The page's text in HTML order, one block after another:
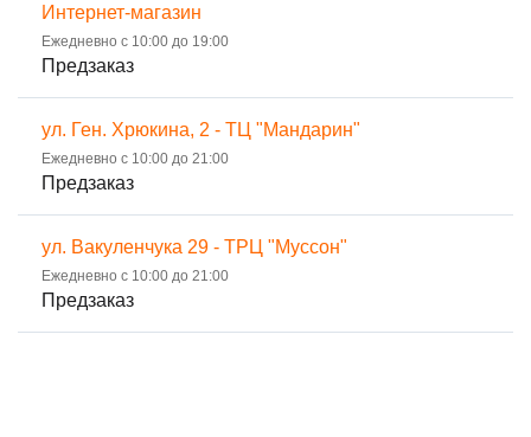
Интернет-магазин
Ежедневно с 10:00 до 19:00
Предзаказ
ул. Ген. Хрюкина, 2 - ТЦ "Мандарин"
Ежедневно с 10:00 до 21:00
Предзаказ
ул. Вакуленчука 29 - ТРЦ "Муссон"
Ежедневно с 10:00 до 21:00
Предзаказ